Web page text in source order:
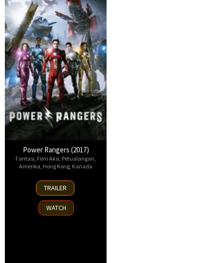
Power Rangers (2017)
Fantasi Film Aksi Petualangan
Amerika Hong Kong Kanada
23
Mar
2017
TRAILER
WATCH